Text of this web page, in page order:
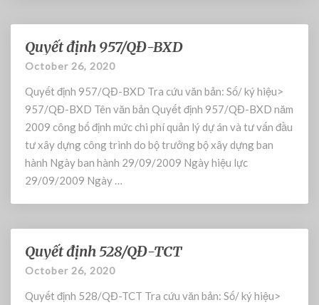
0
0
/
Q
Đ
-
C
A
Q
u
ế
t
đ
ị
n
h
9
5
Q
Đ
B
Quyết định 957/QĐ-BXD
October 26, 2020
Quyết định 957/QĐ-BXD Tra cứu văn bản: Số/ ký hiệu>
957/QĐ-BXD Tên văn bản Quyết định 957/QĐ-BXD năm
2009 công bố định mức chi phí quản lý dự án và tư vấn đầu
tư xây dựng công trình do bộ trưởng bộ xây dựng ban
hành Ngày ban hành 29/09/2009 Ngày hiệu lực
29/09/2009 Ngày …
Q
u
ế
Quyết định 528/QĐ-TCT
October 26, 2020
Quyết định 528/QĐ-TCT Tra cứu văn bản: Số/ ký hiệu>